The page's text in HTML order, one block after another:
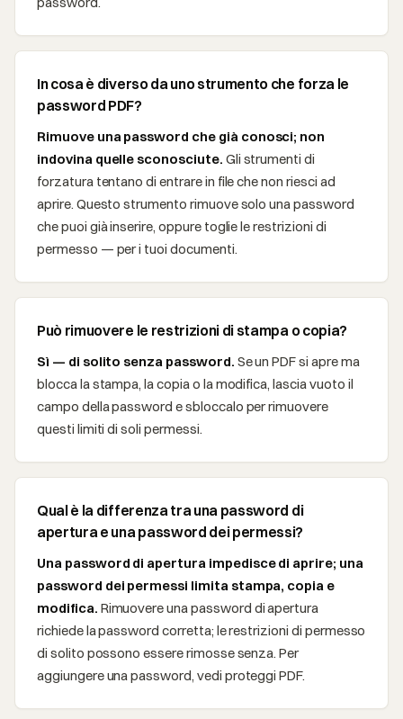
In cosa è diverso da uno strumento che forza le
password PDF?
Rimuove una password che già conosci; non
indovina quelle sconosciute. Gli strumenti di
forzatura tentano di entrare in file che non riesci ad
aprire. Questo strumento rimuove solo una password
che puoi già inserire, oppure toglie le restrizioni di
permesso — per i tuoi documenti.
Può rimuovere le restrizioni di stampa o copia?
Sì — di solito senza password. Se un PDF si apre ma
blocca la stampa, la copia o la modifica, lascia vuoto il
campo della password e sbloccalo per rimuovere
questi limiti di soli permessi.
Qual è la differenza tra una password di
apertura e una password dei permessi?
Una password di apertura impedisce di aprire; una
password dei permessi limita stampa, copia e
modifica. Rimuovere una password di apertura
richiede la password corretta; le restrizioni di permesso
di solito possono essere rimosse senza. Per
aggiungere una password, vedi proteggi PDF.